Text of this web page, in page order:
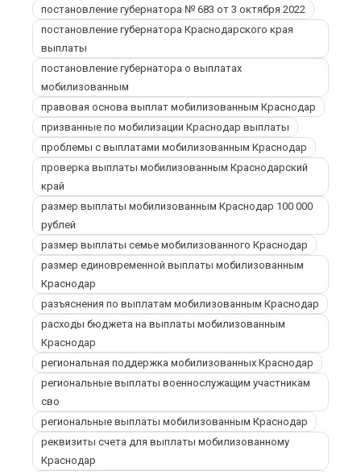
постановление губернатора № 683 от 3 октября 2022
постановление губернатора Краснодарского края
выплаты
постановление губернатора о выплатах
мобилизованным
правовая основа выплат мобилизованным Краснодар
призванные по мобилизации Краснодар выплаты
проблемы с выплатами мобилизованным Краснодар
проверка выплаты мобилизованным Краснодарский
край
размер выплаты мобилизованным Краснодар 100 000
рублей
размер выплаты семье мобилизованного Краснодар
размер единовременной выплаты мобилизованным
Краснодар
разъяснения по выплатам мобилизованным Краснодар
расходы бюджета на выплаты мобилизованным
Краснодар
региональная поддержка мобилизованных Краснодар
региональные выплаты военнослужащим участникам
сво
региональные выплаты мобилизованным Краснодар
реквизиты счета для выплаты мобилизованному
Краснодар